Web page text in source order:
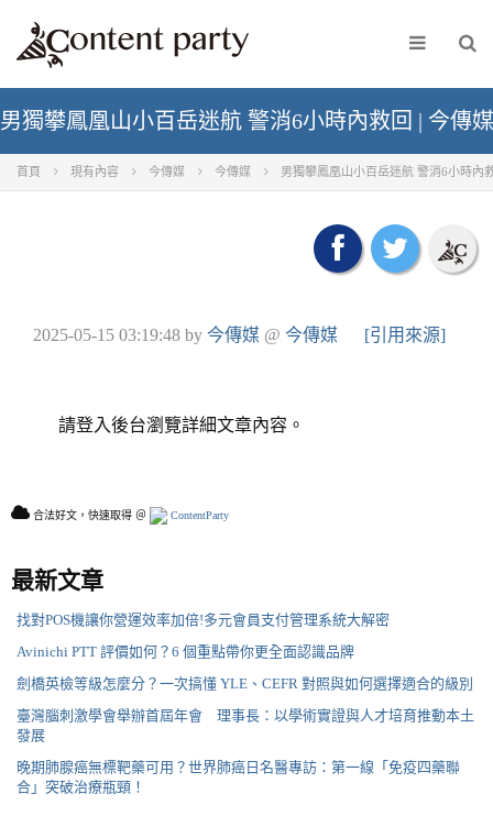
男獨攀鳳凰山小百岳迷航 警消6小時內救回 | 今傳
首頁 現有內容 今傳媒 今傳媒 男獨攀鳳凰山小百岳迷航 警消6小時內
2025-05-15 03:19:48 by 今傳媒 @ 今傳媒 [引用來源]
請登入後台瀏覽詳細文章內容。
合法好文，快速取得 ＠ ContentParty
最新文章
找對POS機讓你營運效率加倍!多元會員支付管理系統大解密
Avinichi PTT 評價如何？6 個重點帶你更全面認識品牌
劍橋英檢等級怎麼分？一次搞懂 YLE、CEFR 對照與如何選擇適合的級別
臺灣腦刺激學會舉辦首屆年會 理事長：以學術實證與人才培育推動本土
發展
晚期肺腺癌無標靶藥可用？世界肺癌日名醫專訪：第一線「免疫四藥聯
合」突破治療瓶頸！